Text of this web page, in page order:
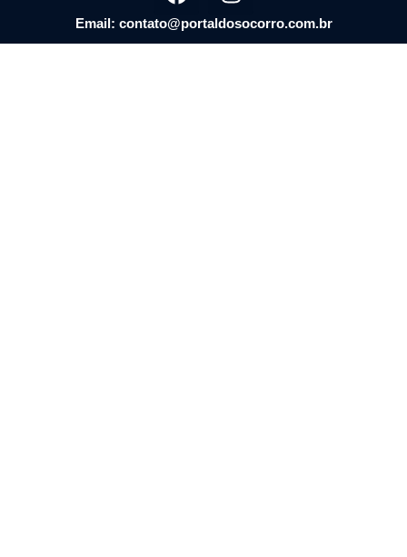
Email: contato@portaldosocorro.com.br